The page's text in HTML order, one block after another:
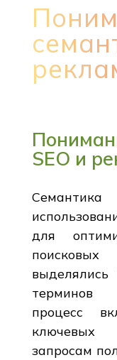
SEO и
для
терминов
процесс
ключевых
запросам